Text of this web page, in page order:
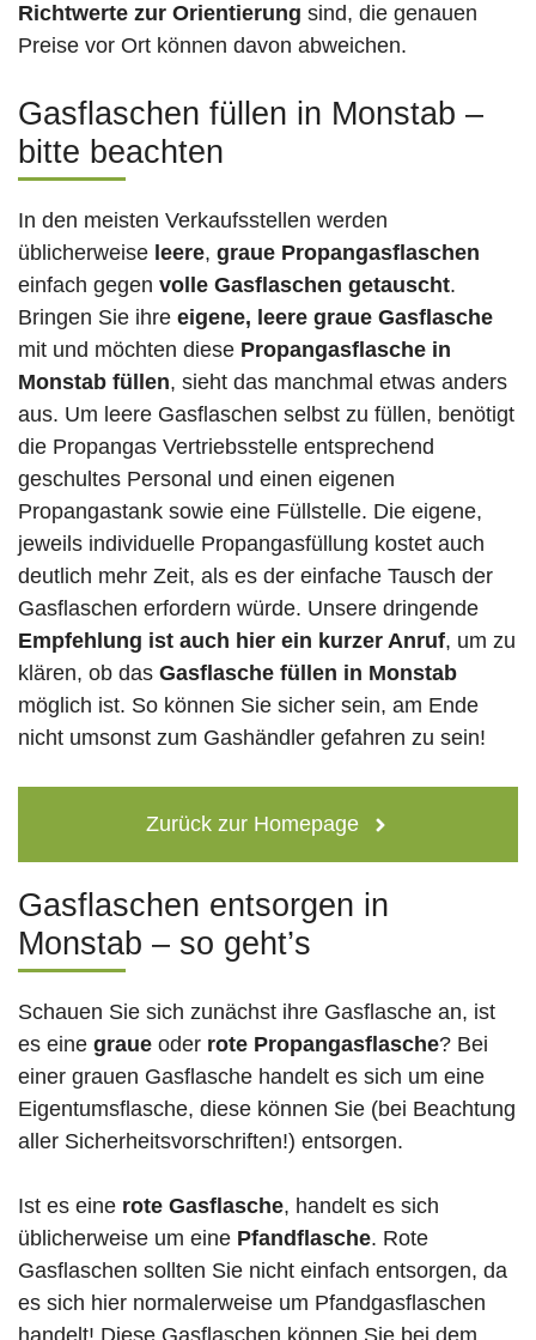
Richtwerte zur Orientierung sind, die genauen
Preise vor Ort können davon abweichen.
Gasflaschen füllen in Monstab –
bitte beachten
In den meisten Verkaufsstellen werden
üblicherweise leere, graue Propangasflaschen
einfach gegen volle Gasflaschen getauscht.
Bringen Sie ihre eigene, leere graue Gasflasche
mit und möchten diese Propangasflasche in
Monstab füllen, sieht das manchmal etwas anders
aus. Um leere Gasflaschen selbst zu füllen, benötigt
die Propangas Vertriebsstelle entsprechend
geschultes Personal und einen eigenen
Propangastank sowie eine Füllstelle. Die eigene,
jeweils individuelle Propangasfüllung kostet auch
deutlich mehr Zeit, als es der einfache Tausch der
Gasflaschen erfordern würde. Unsere dringende
Empfehlung ist auch hier ein kurzer Anruf, um zu
klären, ob das Gasflasche füllen in Monstab
möglich ist. So können Sie sicher sein, am Ende
nicht umsonst zum Gashändler gefahren zu sein!
Zurück zur Homepage
Gasflaschen entsorgen in
Monstab – so geht’s
Schauen Sie sich zunächst ihre Gasflasche an, ist
es eine graue oder rote Propangasflasche? Bei
einer grauen Gasflasche handelt es sich um eine
Eigentumsflasche, diese können Sie (bei Beachtung
aller Sicherheitsvorschriften!) entsorgen.
Ist es eine rote Gasflasche, handelt es sich
üblicherweise um eine Pfandflasche. Rote
Gasflaschen sollten Sie nicht einfach entsorgen, da
es sich hier normalerweise um Pfandgasflaschen